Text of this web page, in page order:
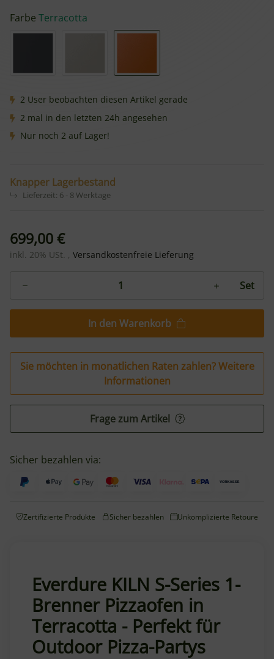
Farbe Terracotta
2 User beobachten diesen Artikel gerade
2 mal in den letzten 24h angesehen
Nur noch 2 auf Lager!
Knapper Lagerbestand
Lieferzeit: 6 - 8 Werktage
699,00 €
inkl. 20% USt. , Versandkostenfreie Lieferung
Set
In den Warenkorb
Sie möchten in monatlichen Raten zahlen?Weitere
Informationen
Frage zum Artikel
Sicher bezahlen via:
Zertifizierte Produkte Sicher bezahlen Unkomplizierte Retoure
Everdure KILN S-Series 1-
Brenner Pizzaofen in
Terracotta - Perfekt für
Outdoor Pizza-Partys